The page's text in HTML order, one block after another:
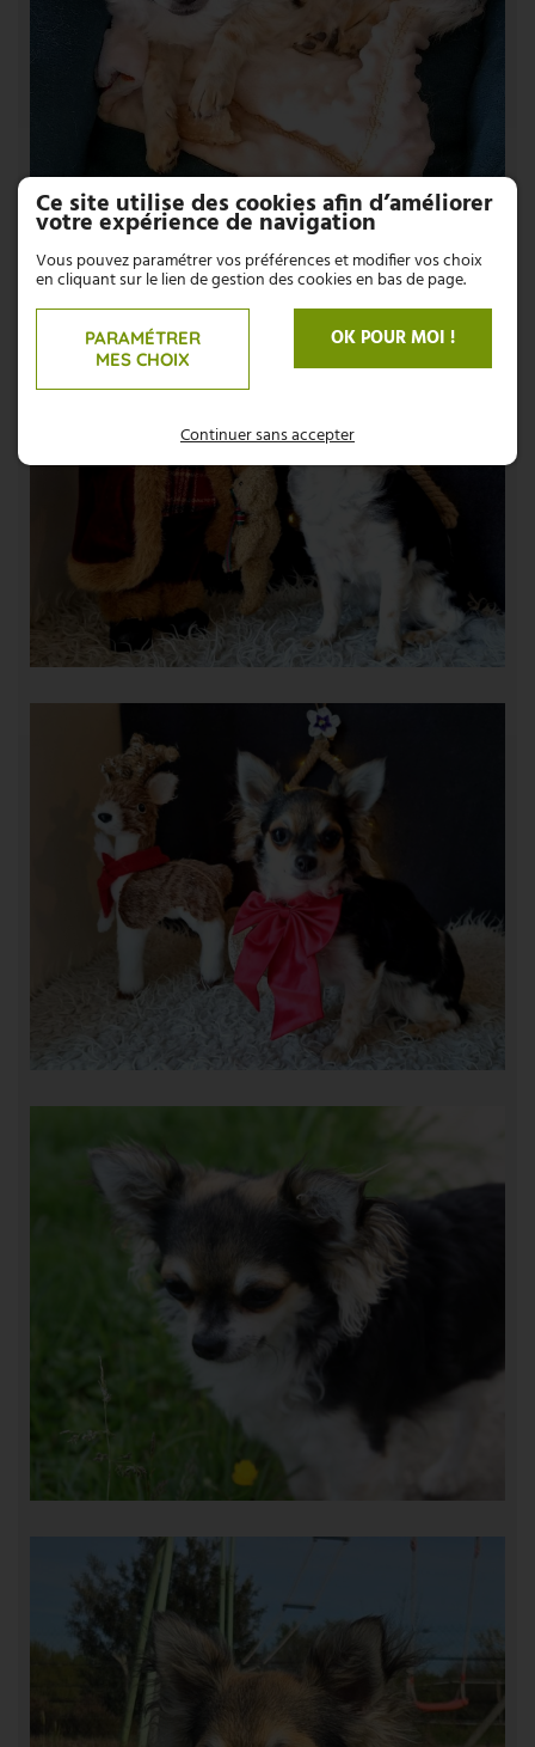
Ce site utilise des cookies afin d’améliorer
votre expérience de navigation
Vous pouvez paramétrer vos préférences et modifier vos choix
en cliquant sur le lien de gestion des cookies en bas de page.
PARAMÉTRER
MES CHOIX
OK POUR MOI !
Continuer sans accepter